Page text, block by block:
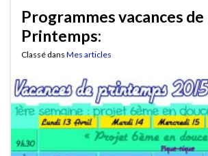
Programmes vacances de
Printemps:
Classé dans Mes articles